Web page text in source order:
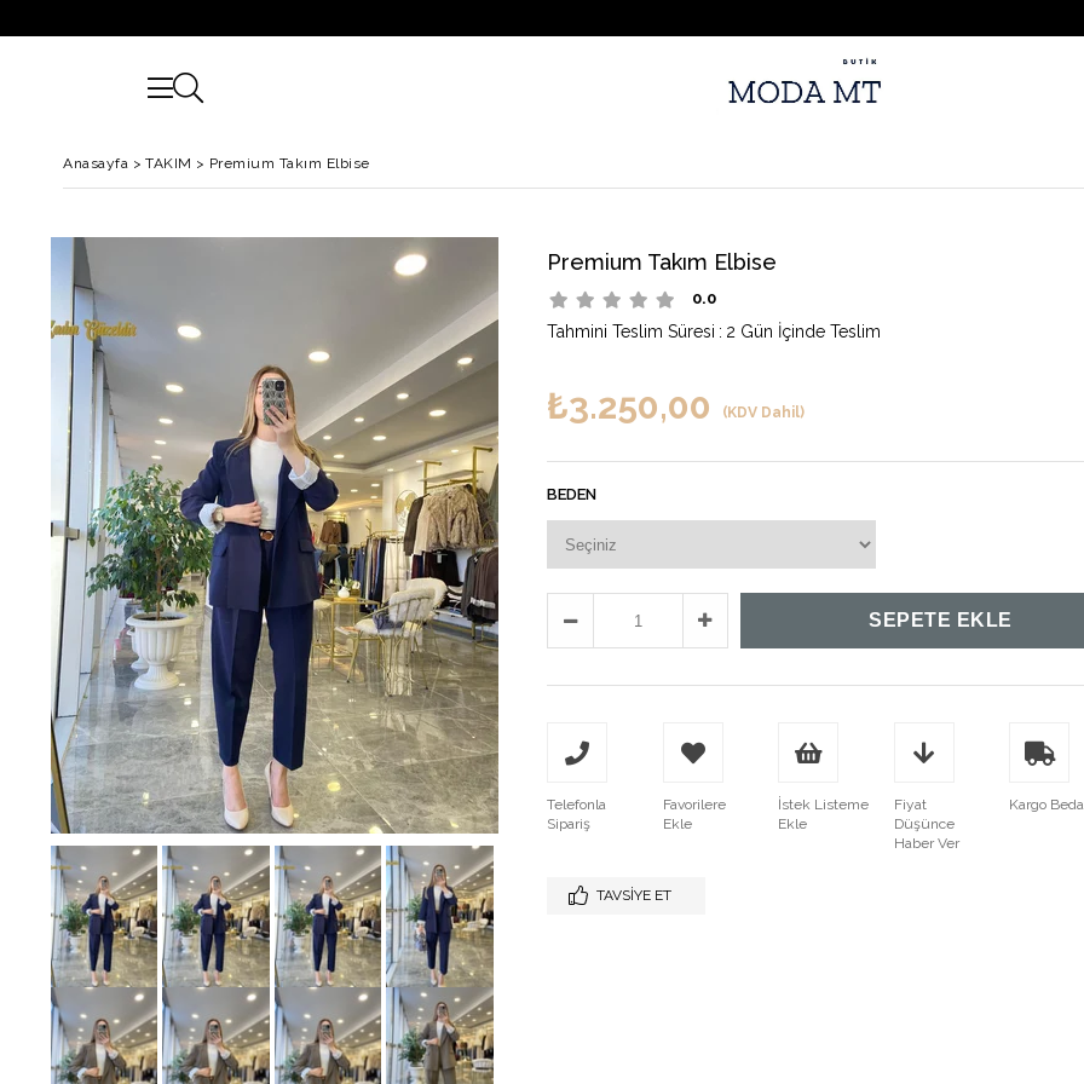
Anasayfa > TAKIM > Premium Takım Elbise
Premium Takım Elbise
0.0
Tahmini Teslim Süresi : 2 Gün İçinde Teslim
₺3.250,00 (KDV Dahil)
BEDEN
Telefonla
Sipariş
Favorilere
Ekle
İstek Listeme
Ekle
Fiyat
Düşünce
Haber Ver
Kargo
TAVSIYE ET